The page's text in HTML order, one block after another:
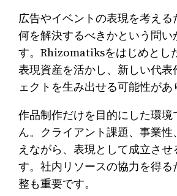
広告やイベントの表現を考える
何を解決するべきかという問い
す。Rhizomatiksをはじめとし
表現資産を活かし、新しい代表
ェクトを生み出せる可能性があ
作品制作だけを目的にした環境
ん。クライアント課題、事業性
えながら、表現として成立させ
す。社内リソースの協力を得る
整も重要です。